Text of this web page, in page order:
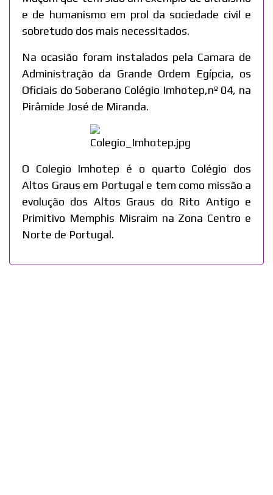
e de humanismo em prol da sociedade civil e
sobretudo dos mais necessitados.
Na ocasião foram instalados pela Camara de
Administração da Grande Ordem Egípcia, os
Oficiais do Soberano Colégio Imhotep,nº 04, na
Pirâmide José de Miranda.
O Colegio Imhotep é o quarto Colégio dos
Altos Graus em Portugal e tem como missão a
evolução dos Altos Graus do Rito Antigo e
Primitivo Memphis Misraim na Zona Centro e
Norte de Portugal.